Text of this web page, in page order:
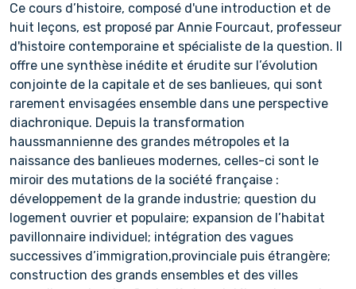
Ce cours d’histoire, composé d'une introduction et de
huit leçons, est proposé par Annie Fourcaut, professeur
d'histoire contemporaine et spécialiste de la question. Il
offre une synthèse inédite et érudite sur l’évolution
conjointe de la capitale et de ses banlieues, qui sont
rarement envisagées ensemble dans une perspective
diachronique. Depuis la transformation
haussmannienne des grandes métropoles et la
naissance des banlieues modernes, celles-ci sont le
miroir des mutations de la société française :
développement de la grande industrie; question du
logement ouvrier et populaire; expansion de l’habitat
pavillonnaire individuel; intégration des vagues
successives d’immigration,provinciale puis étrangère;
construction des grands ensembles et des villes